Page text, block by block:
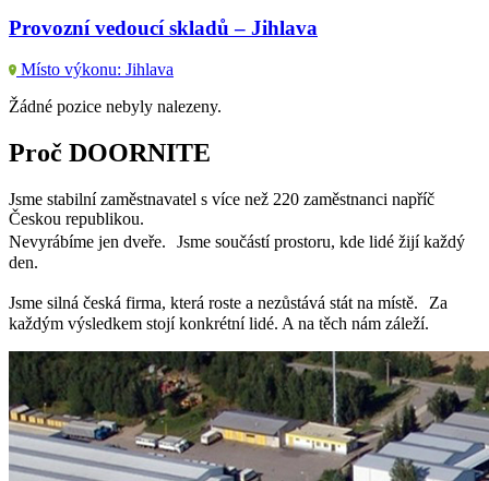
Provozní vedoucí skladů – Jihlava
Místo výkonu: Jihlava
Žádné pozice nebyly nalezeny.
Proč DOORNITE
Jsme stabilní zaměstnavatel s více než 220 zaměstnanci napříč
Českou republikou.
Nevyrábíme jen dveře. Jsme součástí prostoru, kde lidé žijí každý
den.
Jsme silná česká firma, která roste a nezůstává stát na místě. Za
každým výsledkem stojí konkrétní lidé. A na těch nám záleží.